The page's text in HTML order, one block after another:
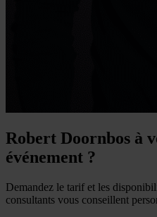
Robert Doornbos à
événement ?
Demandez le tarif et les
consultants vous conseillent